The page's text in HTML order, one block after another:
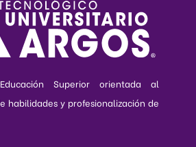
Superior orientada al
habilidades y profesionalización de